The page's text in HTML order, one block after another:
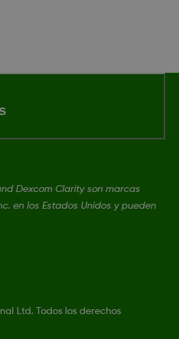
Dexcom Clarity son marcas
en los Estados Unidos y pueden
Ltd. Todos los derechos